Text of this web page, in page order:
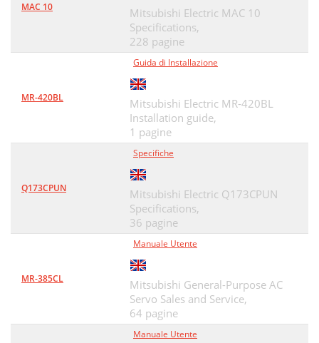
MAC 10
Mitsubishi Electric MAC 10
Specifications,
228 pagine
MR-420BL
Guida di Installazione
Mitsubishi Electric MR-420BL
Installation guide,
1 pagine
Q173CPUN
Specifiche
Mitsubishi Electric Q173CPUN
Specifications,
36 pagine
MR-385CL
Manuale Utente
Mitsubishi General-Purpose AC
Servo Sales and Service,
64 pagine
Manuale Utente